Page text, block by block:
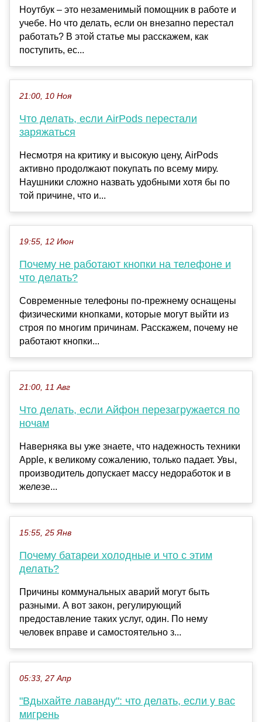
Ноутбук – это незаменимый помощник в работе и
учебе. Но что делать, если он внезапно перестал
работать? В этой статье мы расскажем, как
поступить, ес...
21:00, 10 Ноя
Что делать, если AirPods перестали
заряжаться
Несмотря на критику и высокую цену, AirPods
активно продолжают покупать по всему миру.
Наушники сложно назвать удобными хотя бы по
той причине, что и...
19:55, 12 Июн
Почему не работают кнопки на телефоне и
что делать?
Современные телефоны по-прежнему оснащены
физическими кнопками, которые могут выйти из
строя по многим причинам. Расскажем, почему не
работают кнопки...
21:00, 11 Авг
Что делать, если Айфон перезагружается по
ночам
Наверняка вы уже знаете, что надежность техники
Apple, к великому сожалению, только падает. Увы,
производитель допускает массу недоработок и в
железе...
15:55, 25 Янв
Почему батареи холодные и что с этим
делать?
Причины коммунальных аварий могут быть
разными. А вот закон, регулирующий
предоставление таких услуг, один. По нему
человек вправе и самостоятельно з...
05:33, 27 Апр
"Вдыхайте лаванду": что делать, если у вас
мигрень